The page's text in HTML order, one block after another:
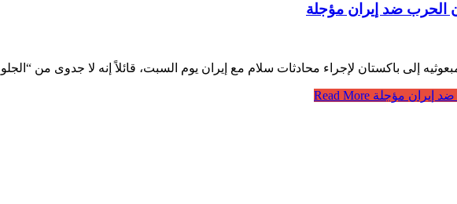
الحرب ضد إيران مؤجلة
مبعوثيه إلى باكستان لإجراء محادثات سلام مع إيران يوم السبت، قائلاً إنه لا جدوى من
إيران مؤجلة